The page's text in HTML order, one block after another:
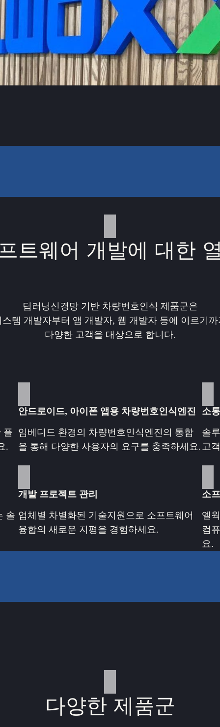
트웨어 개발에 대한
딥러닝신경망 기반 차량번호인식 제품군은
스템 개발자부터 앱 개발자, 웹 개발자 등에 이르기까
다양한 고객을 대상으로 합니다.
플
.
안드로이드, 아이폰 앱용 차량번호인식엔진
임베디드 환경의 차량번호인식엔진의 통합
을 통해 다양한 사용자의 요구를 충족하세요.
소
솔
고
솔
개발 프로젝트 관리
업체별 차별화된 기술지원으로 소프트웨어
융합의 새로운 지평을 경험하세요.
소
엘
컴
요.
다양한 제품군